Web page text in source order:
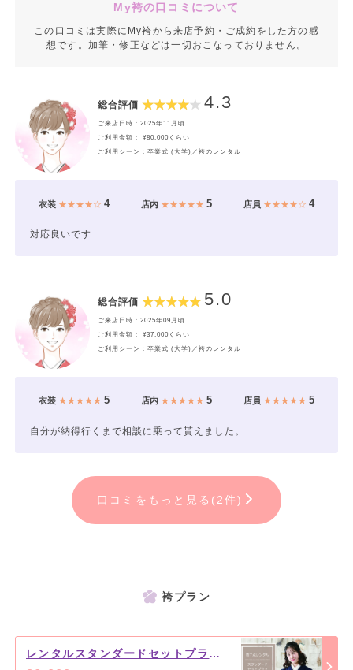
My袴の口コミについて
この口コミは実際にMy袴から来店予約・ご成約をした方の感
想です。加筆・修正などは一切おこなっておりません。
総合評価 4.3
ご来店日時：2025年11月頃
ご利用金額： ¥80,000くらい
ご利用シーン：卒業式 (大学)／袴のレンタル
衣装★★★★☆ 4 店内★★★★★ 5 店員 ★★★★☆4
対応良いです
総合評価 5.0
ご来店日時：2025年09月頃
ご利用金額： ¥37,000くらい
ご利用シーン：卒業式 (大学)／袴のレンタル
衣装★★★★★ 5 店内★★★★★ 5 店員 ★★★★★5
自分が納得行くまで相談に乗って貰えました。
口コミをもっと見る(2件)
袴プラン
レンタルスタンダードセットプラン ￥20,000（税込）～